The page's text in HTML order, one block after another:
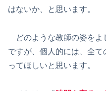
はないか、と思います。
どのような教師の姿をよ
ですが、個人的には、全
ってほしいと思います。